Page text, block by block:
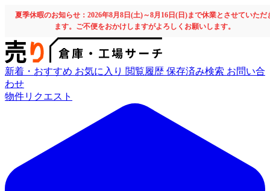
夏季休暇のお知らせ：2026年8月8日(土)～8月16日(日)まで休業とさせていただ
ます。ご不便をおかけしますがよろしくお願いします。
新着・おすすめ お気に入り 閲覧履歴 保存済み検索 お問い合
わせ
物件リクエスト